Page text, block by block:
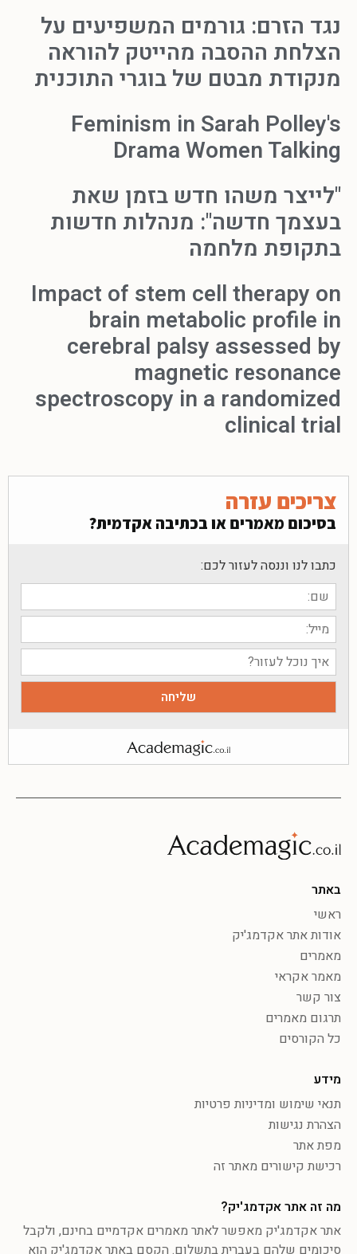
נגד הזרם: גורמים המשפיעים על
הצלחת ההסבה מהייטק להוראה
מנקודת מבטם של בוגרי התוכנית
Feminism in Sarah Polley's
Drama Women Talking
"לייצר משהו חדש בזמן שאת
בעצמך חדשה": מנהלות חדשות
בתקופת מלחמה
Impact of stem cell therapy on
brain metabolic profile in
cerebral palsy assessed by
magnetic resonance
spectroscopy in a randomized
clinical trial
צריכים עזרה
בסיכום מאמרים או בכתיבה אקדמית?
כתבו לנו וננסה לעזור לכם:
באתר
ראשי
אודות אתר אקדמג'יק
מאמרים
מאמר אקראי
צור קשר
תרגום מאמרים
כל הקורסים
מידע
תנאי שימוש ומדיניות פרטיות
הצהרת נגישות
מפת אתר
רכישת קישורים מאתר זה
מה זה אתר אקדמג'יק?
אתר אקדמג'יק מאפשר לאתר מאמרים אקדמיים בחינם, ולקבל
סיכומים שלהם בעברית בתשלום. הקסם באתר אקדמג'יק הוא